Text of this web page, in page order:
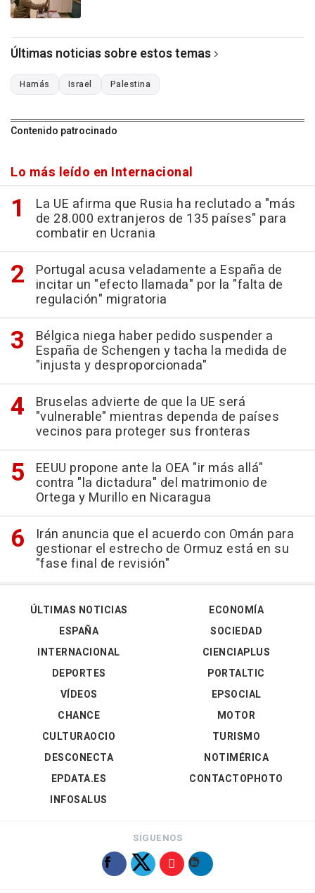
Últimas noticias sobre estos temas
Hamás Israel Palestina
Contenido patrocinado
Lo más leído en Internacional
La UE afirma que Rusia ha reclutado a "más
de 28.000 extranjeros de 135 países" para
combatir en Ucrania
Portugal acusa veladamente a España de
incitar un "efecto llamada" por la "falta de
regulación" migratoria
Bélgica niega haber pedido suspender a
España de Schengen y tacha la medida de
"injusta y desproporcionada"
Bruselas advierte de que la UE será
"vulnerable" mientras dependa de países
vecinos para proteger sus fronteras
EEUU propone ante la OEA "ir más allá"
contra "la dictadura" del matrimonio de
Ortega y Murillo en Nicaragua
Irán anuncia que el acuerdo con Omán para
gestionar el estrecho de Ormuz está en su
"fase final de revisión"
ÚLTIMAS NOTICIAS
ESPAÑA
INTERNACIONAL
DEPORTES
VÍDEOS
ECONOMÍA
SOCIEDAD
CIENCIAPLUS
PORTALTIC
EPSOCIAL
CHANCE
CULTURAOCIO
DESCONECTA
EPDATA.ES
INFOSALUS
MOTOR
TURISMO
NOTIMÉRICA
CONTACTOPHOTO
SÍGUENOS